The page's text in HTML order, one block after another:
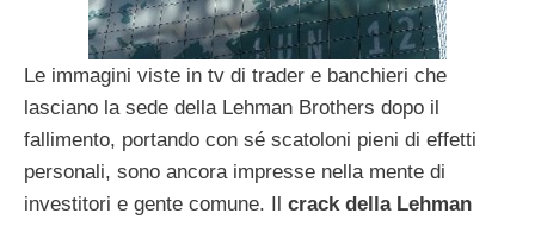
Le immagini viste in tv di trader e banchieri che
lasciano la sede della Lehman Brothers dopo il
fallimento, portando con sé scatoloni pieni di effetti
personali, sono ancora impresse nella mente di
investitori e gente comune. Il crack della Lehman